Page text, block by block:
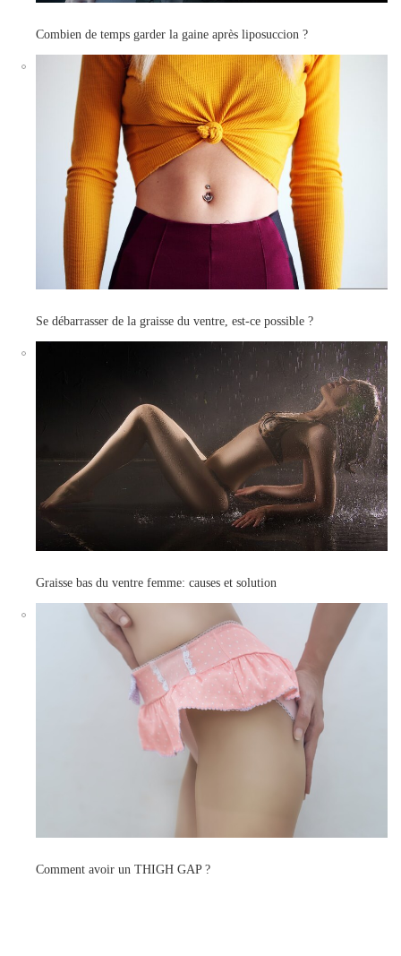
Combien de temps garder la gaine après liposuccion ?
Se débarrasser de la graisse du ventre, est-ce possible ?
Graisse bas du ventre femme: causes et solution
Comment avoir un THIGH GAP ?